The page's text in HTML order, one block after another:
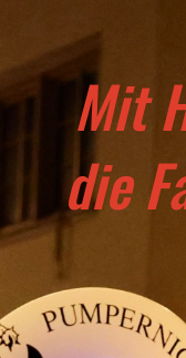
Mit
die